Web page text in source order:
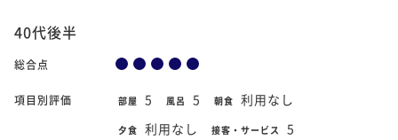
40代後半
総合点
項目別評価 部屋 5 風呂 5 朝食 利用なし
夕食 利用なし 接客・サービス 5